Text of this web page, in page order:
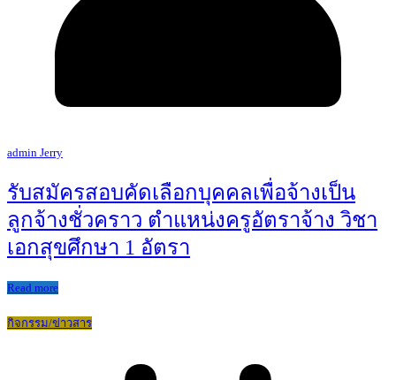
admin Jerry
รับสมัครสอบคัดเลือกบุคคลเพื่อจ้างเป็น
ลูกจ้างชั่วคราว ตำแหน่งครูอัตราจ้าง วิชา
เอกสุขศึกษา 1 อัตรา
Read more
กิจกรรม/ข่าวสาร